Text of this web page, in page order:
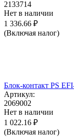
2133714
Нет в наличии
1 336.66 ₽
(Включая налог)
Блок-контакт PS
Артикул:
2069002
Нет в наличии
1 022.16 ₽
(Включая налог)